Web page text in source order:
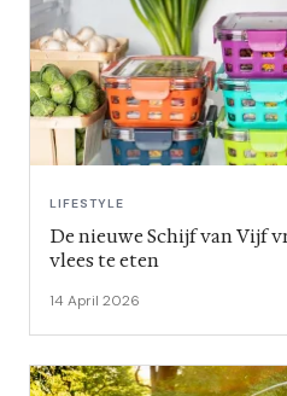
LIFESTYLE
De nieuwe Schijf van Vijf
vlees te eten
14 April 2026